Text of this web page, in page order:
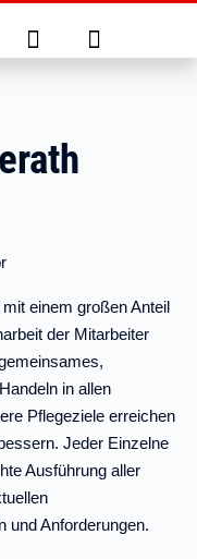
Suche Anmelden
einem großen Anteil
der Mitarbeiter
in allen
Pflegeziele erreichen
Jeder Einzelne
Ausführung aller
und Anforderungen.